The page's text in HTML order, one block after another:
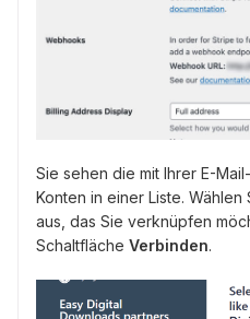
Sie sehen die mit Ihrer E-
Konten in einer Liste.
aus, das Sie verknüpfen
Schaltfläche Verbinden.